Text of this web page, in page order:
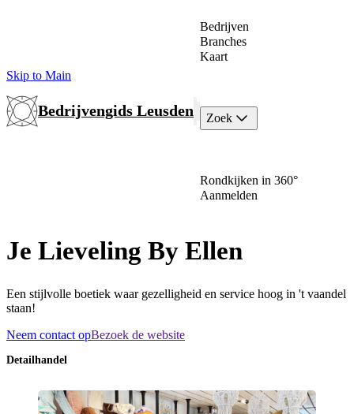
Skip to Main
Bedrijvengids Leusden
Bedrijven
Branches
Kaart
Zoek
Rondkijken in 360°
Aanmelden
Je Lieveling By Ellen
Een stijlvolle boetiek waar gezelligheid en service hoog in 't vaandel
staan!
Neem contact opBezoek de website
Detailhandel